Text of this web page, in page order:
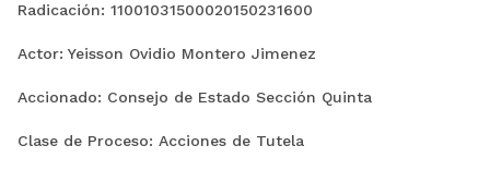
Radicación: 11001031500020150231600
Actor: Yeisson Ovidio Montero Jimenez
Accionado: Consejo de Estado Sección Quinta
Clase de Proceso: Acciones de Tutela